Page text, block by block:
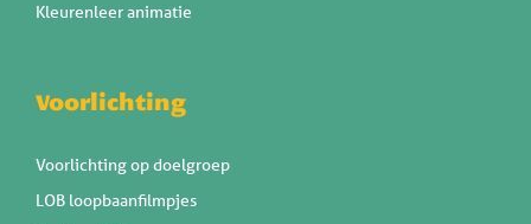
Kleurenleer animatie
Voorlichting
Voorlichting op doelgroep
LOB loopbaanfilmpjes